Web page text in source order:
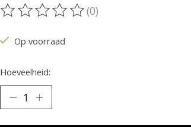
De beoordeling van dit product is
(0)
Op voorraad
Hoeveelheid: